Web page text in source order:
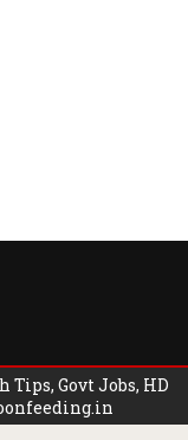
Tips, Govt Jobs, HD